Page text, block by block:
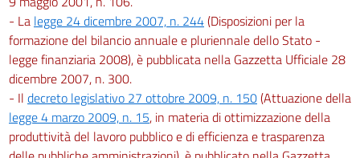
- La legge 24 dicembre 2007, n. 244(Disposizioni per la
formazione del bilancio annuale e pluriennale dello Stato -
legge finanziaria 2008), è pubblicata nella Gazzetta Ufficiale 28
dicembre 2007, n. 300.
- Il decreto legislativo 27 ottobre 2009, n. 150(Attuazione della
legge 4 marzo 2009, n. 15, in materia di ottimizzazione della
produttività del lavoro pubblico e di efficienza e trasparenza